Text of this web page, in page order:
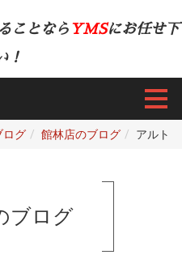
ことなら YMSにお任せ下
！
ログ 館林店のブログ アルト
ブログ